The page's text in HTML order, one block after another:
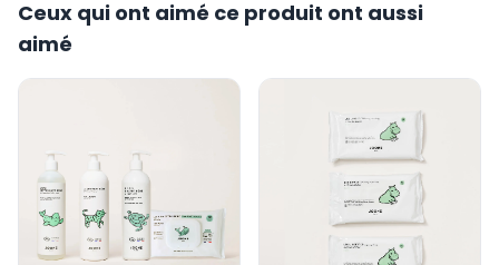
Ceux qui ont aimé ce produit ont aussi
aimé